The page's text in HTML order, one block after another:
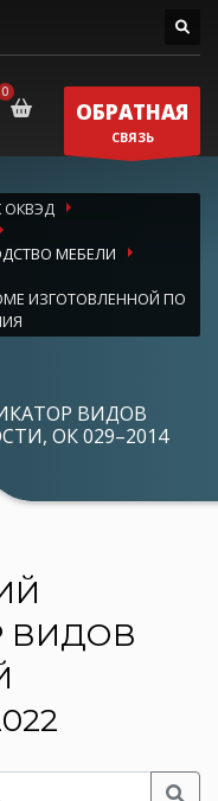
ОБРАТНАЯ
СВЯЗЬ
ОКВЭД
МЕБЕЛИ
ИЗГОТОВЛЕННОЙ ПО
ВИДОВ
ОК 029–2014
ВИДОВ